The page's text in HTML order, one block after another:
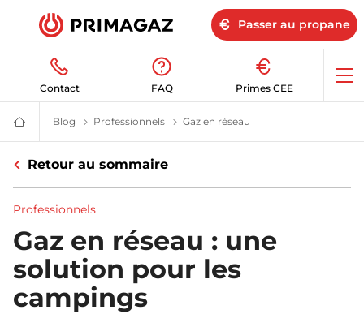
Passer au propane
Contact FAQ Primes CEE
Fournisseur
gaz
et
:
citerne,
bouteille,
GPL
|
Primagaz
Blog Blog | Primagaz
Professionnels Professionnels | Primagaz
Gaz en réseau
Retour au sommaire
Professionnels
Gaz en réseau : une
solution pour les
campings